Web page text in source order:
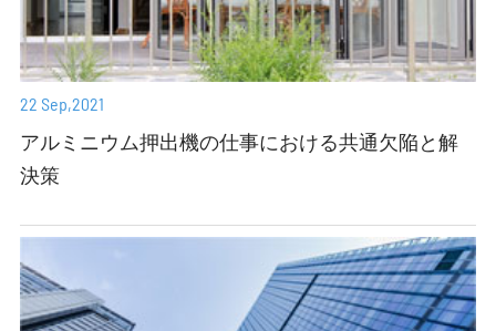
22 Sep,2021
アルミニウム押出機の仕事における共通欠陥と解
決策